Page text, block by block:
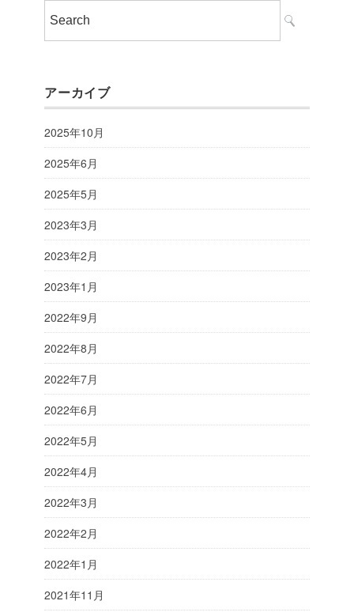
アーカイブ
2025年10月
2025年6月
2025年5月
2023年3月
2023年2月
2023年1月
2022年9月
2022年8月
2022年7月
2022年6月
2022年5月
2022年4月
2022年3月
2022年2月
2022年1月
2021年11月